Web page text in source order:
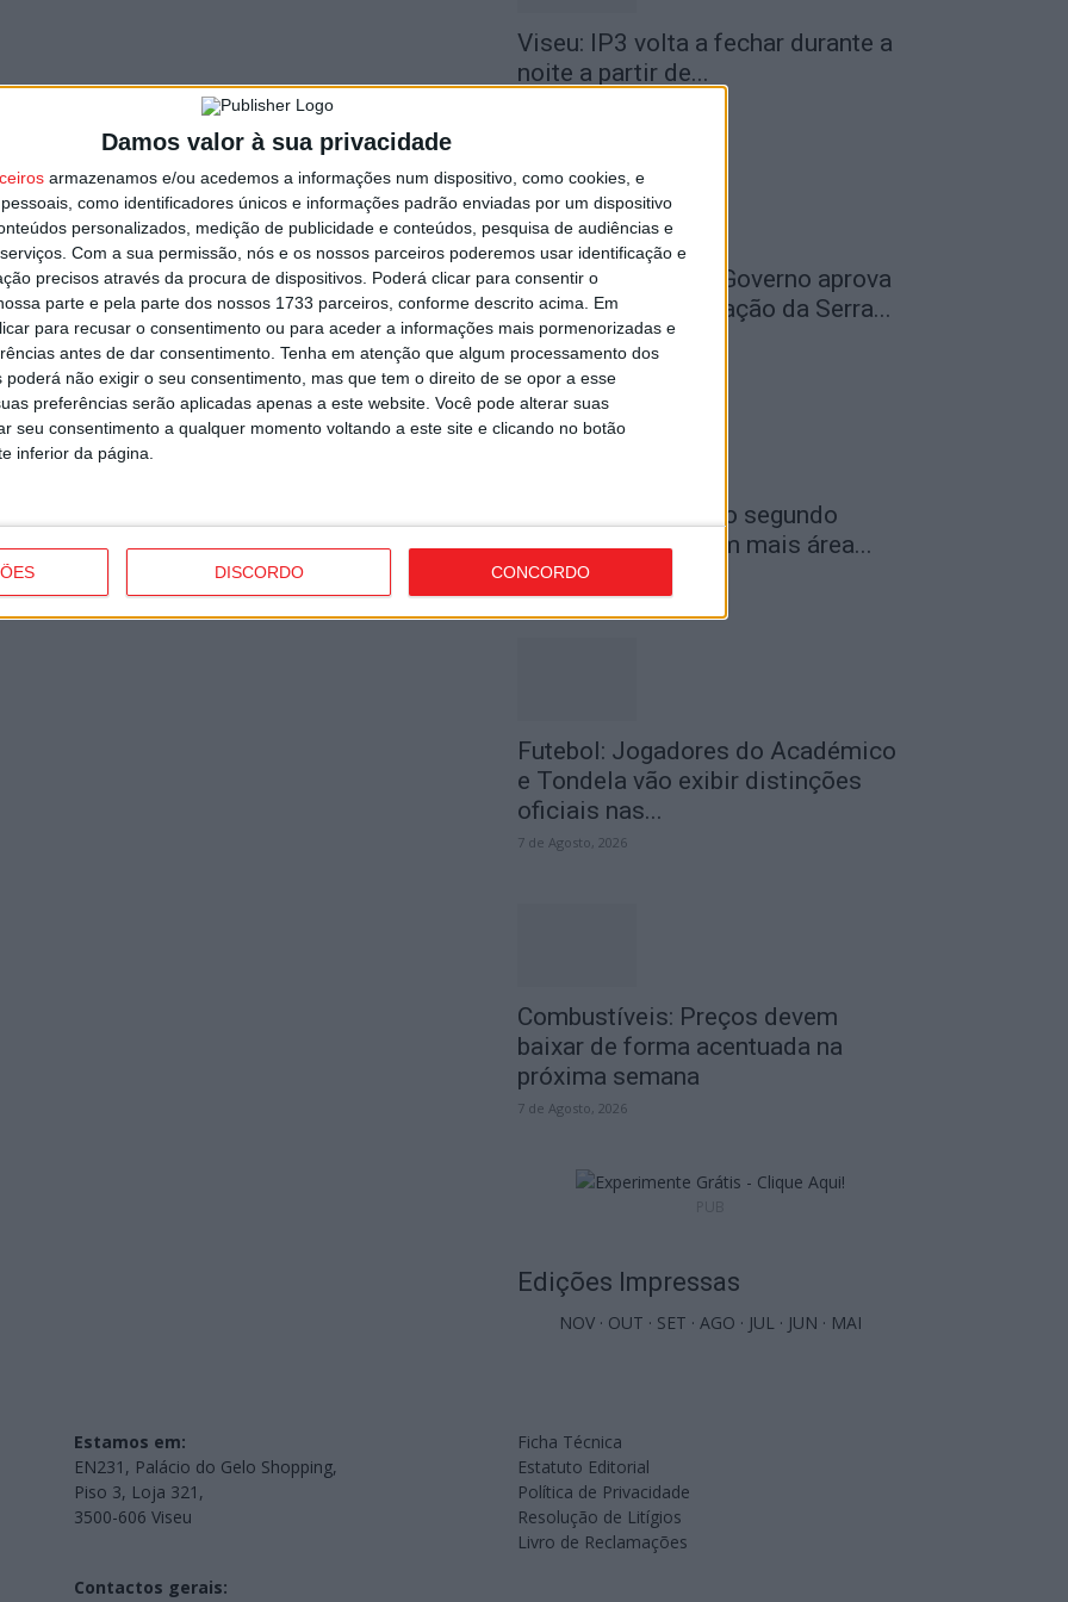
Damos valor à sua privacidade
armazenamos e/ou acedemos a informações num dispositivo, como cookies, e
como identificadores únicos e informações padrão enviadas por um dispositivo
personalizados, medição de publicidade e conteúdos, pesquisa de audiências e
Com a sua permissão, nós e os nossos parceiros poderemos usar identificação e
precisos através da procura de dispositivos. Poderá clicar para consentir o
parte e pela parte dos nossos 1733 parceiros, conforme descrito acima. Em
para recusar o consentimento ou para aceder a informações mais pormenorizadas e
antes de dar consentimento. Tenha em atenção que algum processamento dos
poderá não exigir o seu consentimento, mas que tem o direito de se opor a esse
preferências serão aplicadas apenas a este website. Você pode alterar suas
seu consentimento a qualquer momento voltando a este site e clicando no botão
inferior da página.
DISCORDO CONCORDO
Viseu: IP3 volta a fechar durante a
noite a partir de...
São Pedro do Sul: Governo aprova
Centro de Interpretação da Serra...
8 de Agosto, 2026
Incêndios: Viseu é o segundo
distrito do país com mais área...
7 de Agosto, 2026
Futebol: Jogadores do Académico
e Tondela vão exibir distinções
oficiais nas...
7 de Agosto, 2026
Combustíveis: Preços devem
baixar de forma acentuada na
próxima semana
7 de Agosto, 2026
Edições Impressas
NOV · OUT · SET · AGO · JUL · JUN · MAI
Estamos em:
EN231, Palácio do Gelo Shopping,
Piso 3, Loja 321,
3500-606 Viseu
Contactos gerais:
Ficha Técnica
Estatuto Editorial
Política de Privacidade
Resolução de Litígios
Livro de Reclamações